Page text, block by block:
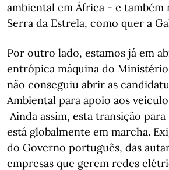
ambiental em África - e também
Serra da Estrela, como quer a
Por outro lado, estamos já em
entrópica máquina do
não conseguiu abrir as
Ambiental para apoio aos
Ainda assim, esta transição
está globalmente em marcha.
do Governo português, das
empresas que gerem redes